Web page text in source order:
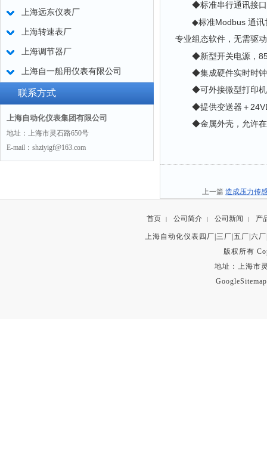
上海远东仪表厂
上海转速表厂
上海调节器厂
上海自一船用仪表有限公司
联系方式
上海自动化仪表集团有限公司
地址：上海市灵石路650号
E-mail：shziyigf@163.com
◆标准串行通讯接口
◆标准Modbus 通讯
专业组态软件，无需驱
◆新型开关电源，
◆集成硬件实时时钟
◆可外接微型打印机，
◆提供变送器＋
◆金属外壳，允许在
上一篇造成压力传
首页 | 公司简介 | 公司新闻 | 产
上海自动化仪表四厂|三厂|五厂|六
版权所有
地址：上海市
GoogleSitemap